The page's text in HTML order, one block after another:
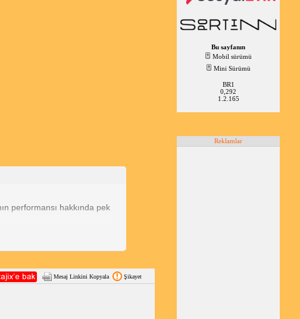
performansı hakkında pek
yavaş ve sarsıntılı
Ayrıca, geniş iç
Mesaj Linkini Kopyala Şikayet
Bu sayfanın
Mobil sürümü
Mini Sürümü
BR1
0,292
1.2.165
Reklamlar